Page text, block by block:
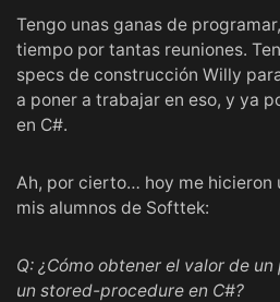
Tengo unas ganas de
tiempo por tantas reuniones.
specs de construcción Willy
a poner a trabajar en eso, y ya
en C#.
Ah, por cierto… hoy me hicieron
mis alumnos de Softtek:
Q: ¿Cómo obtener el valor de
un stored-procedure en C#?